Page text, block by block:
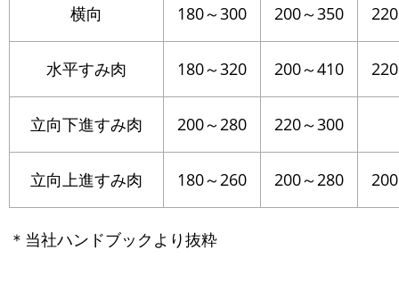
横向 180～300 200～350
水平すみ肉 180～320 200～410
立向下進すみ肉 200～280 220～300
立向上進すみ肉 180～260 200～280
＊当社ハンドブックより抜粋